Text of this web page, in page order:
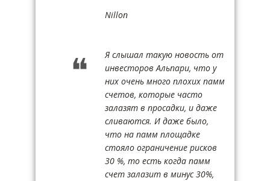
Nillon
Я слышал такую новость от
инвесторов Альпари, что у
них очень много плохих памм
счетов, которые часто
залазят в просадки, и даже
сливаются. И даже было,
что на памм площадке
стояло ограничение рисков
30 %, то есть когда памм
счет залазит в минус 30%,